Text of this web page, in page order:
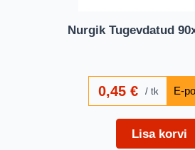
Nurgik Tugevdatud
0,45€ tk
Lisa korvi